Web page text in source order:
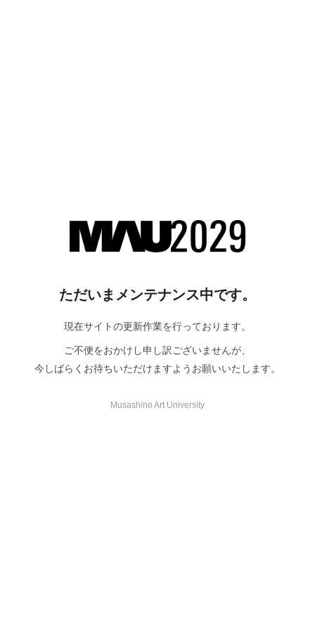
ただいまメンテナンス中です。
現在サイトの更新作業を行っております。
ご不便をおかけし申し訳ございませんが、
今しばらくお待ちいただけますようお願いいたします。
Musashino Art University